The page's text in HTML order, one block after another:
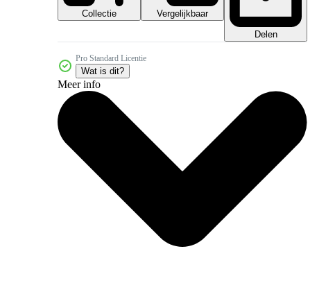
Collectie
Vergelijkbaar
Delen
Pro Standard Licentie
Wat is dit?
Meer info